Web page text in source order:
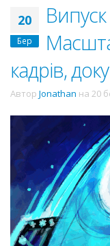
20
Бер
кадрів,
Автор Jonathan на 20